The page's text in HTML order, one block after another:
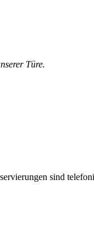
Türe.
sind